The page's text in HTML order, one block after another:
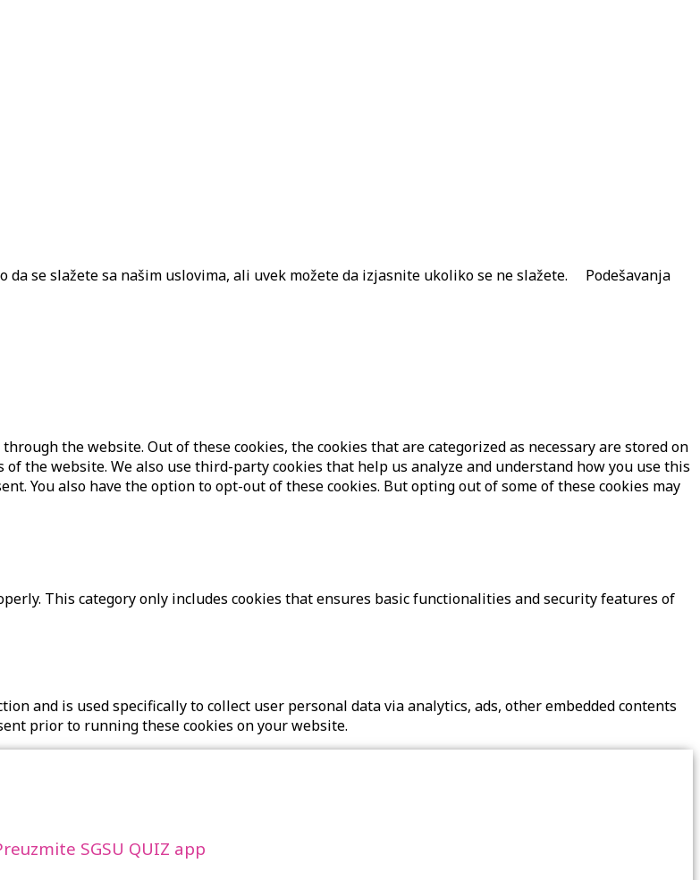
se slažete sa našim uslovima, ali uvek možete da izjasnite ukoliko se ne slažete.
Podešavanja
the website. Out of these cookies, the cookies that are categorized as necessary are stored on
the website. We also use third-party cookies that help us analyze and understand how you use this
You also have the option to opt-out of these cookies. But opting out of some of these cookies may
This category only includes cookies that ensures basic functionalities and security features of
and is used specifically to collect user personal data via analytics, ads, other embedded contents
prior to running these cookies on your website.
SGSU QUIZ app